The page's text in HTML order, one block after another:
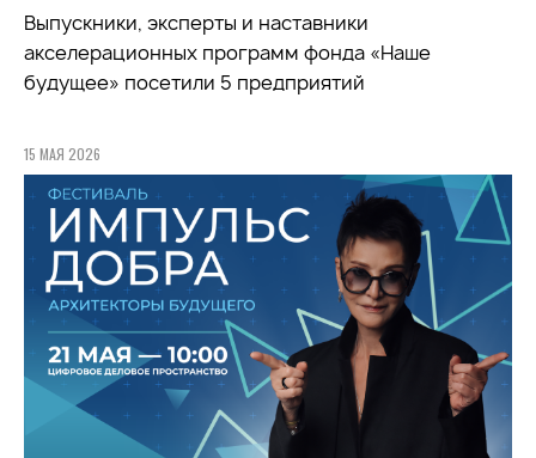
Выпускники, эксперты и наставники
акселерационных программ фонда «Наше
будущее» посетили 5 предприятий
15 МАЯ 2026